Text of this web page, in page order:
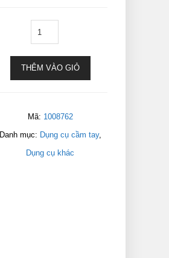
THÊM VÀO GIỎ
Mã: 1008762
Danh mục: Dụng cụ cầm tay,
Dụng cụ khác